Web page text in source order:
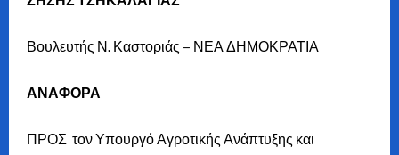
Βουλευτής Ν. Καστοριάς – ΝΕΑ ΔΗΜΟΚΡΑΤΙΑ
ΑΝΑΦΟΡΑ
ΠΡΟΣ τον Υπουργό Αγροτικής Ανάπτυξης και